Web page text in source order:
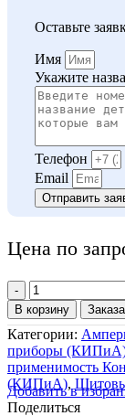
Оставьте
Имя
Укажите
Телефон
Email
Отправить
Цена по
Количество
товара
Амперметр
Е351
В корзину
Категории:
приборы
применимость
(КИПиА),
Добавить в
Поделиться